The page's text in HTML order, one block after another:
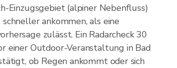
Einzugsgebiet (alpiner Nebenfluss)
ankommen, als eine
zulässt. Ein Radarcheck 30
einer Outdoor-Veranstaltung in Bad
ob Regen ankommt oder sich